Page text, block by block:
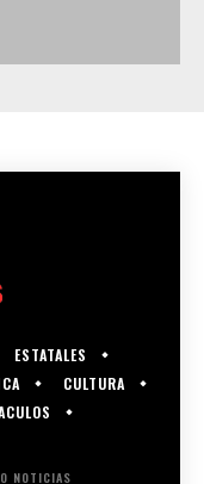
ESTATALES
CULTURA
NOTICIAS